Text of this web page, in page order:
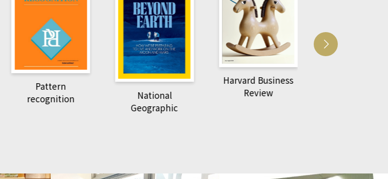
National
Geographic
Harvard Business
Review
萌動力一頁漫畫學生